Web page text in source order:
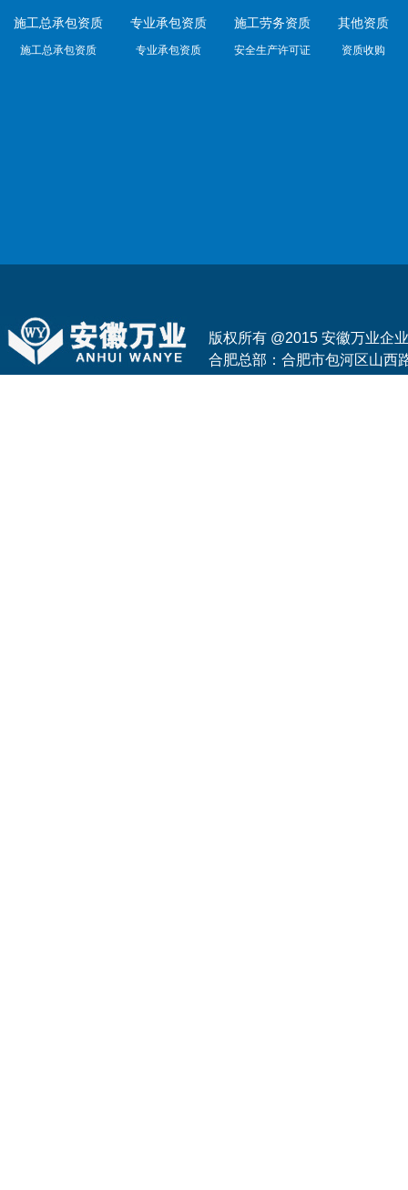
施工总承包资质
施工总承包资质
专业承包资质
专业承包资质
施工劳务资质
安全生产许可证
其他资质
资质收购
版权所有 @2015 安徽万业企
合肥总部：合肥市包河区山西